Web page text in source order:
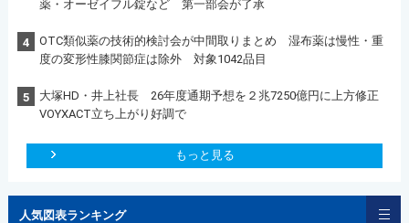
薬・オーゼイフル錠など 第一部会が了承
4
OTC類似薬の技術的検討会が中間取りまとめ 湿布薬は慢性・重
度の変形性膝関節症は除外 対象1042品目
5
大塚HD・井上社長 26年度通期予想を２兆7250億円に上方修正
VOYXACT立ち上がり好調で
もっと見る
人気図表ランキング